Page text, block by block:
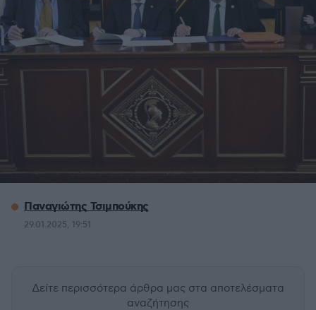
Παναγιώτης Τσιμπούκης
29.01.2025, 19:51
Δείτε περισσότερα άρθρα μας στα αποτελέσματα
αναζήτησης